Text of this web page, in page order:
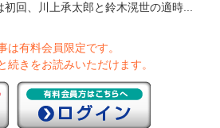
回、川上承太郎と鈴木滉世の適時...
は有料会員限定です。
続きをお読みいただけます。